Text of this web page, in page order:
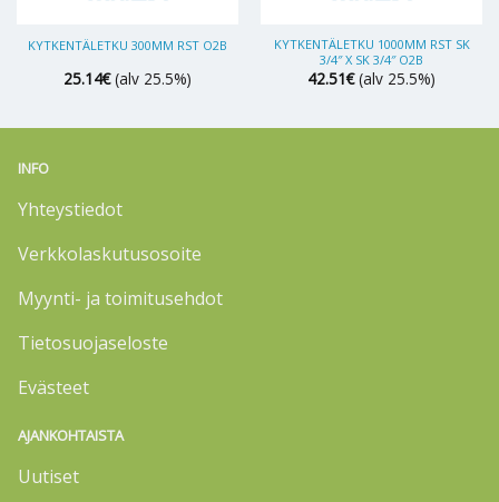
KYTKENTÄLETKU 300MM RST O2B
25.14€ (alv 25.5%)
KYTKENTÄLETKU 1000MM RST SK
3/4″ X SK 3/4″ O2B
42.51€ (alv 25.5%)
INFO
Yhteystiedot
Verkkolaskutusosoite
Myynti- ja toimitusehdot
Tietosuojaseloste
Evästeet
AJANKOHTAISTA
Uutiset